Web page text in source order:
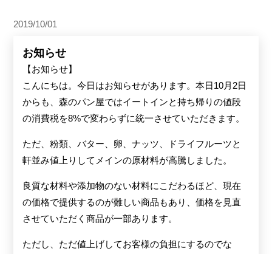
2019/10/01
お知らせ
【お知らせ】
こんにちは。今日はお知らせがあります。本日10月2日
からも、森のパン屋ではイートインと持ち帰りの値段
の消費税を8%で変わらずに統一させていただきます。
ただ、粉類、バター、卵、ナッツ、ドライフルーツと
軒並み値上りしてメインの原材料が高騰しました。
良質な材料や添加物のない材料にこだわるほど、現在
の価格で提供するのが難しい商品もあり、価格を見直
させていただく商品が一部あります。
ただし、ただ値上げしてお客様の負担にするのでな